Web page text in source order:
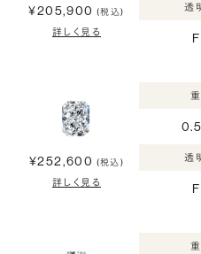
¥205,900 (税込)
詳しく見る
透
¥252,600 (税込)
詳しく見る
透